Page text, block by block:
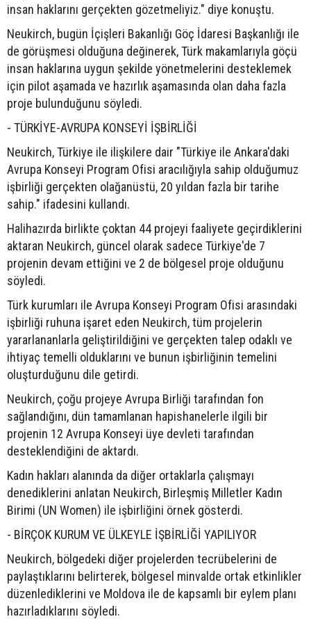
insan haklarını gerçekten gözetmeliyiz." diye konuştu.
Neukirch, bugün İçişleri Bakanlığı Göç İdaresi Başkanlığı ile
de görüşmesi olduğuna değinerek, Türk makamlarıyla göçü
insan haklarına uygun şekilde yönetmelerini desteklemek
için pilot aşamada ve hazırlık aşamasında olan daha fazla
proje bulunduğunu söyledi.
- TÜRKİYE-AVRUPA KONSEYİ İŞBİRLİĞİ
Neukirch, Türkiye ile ilişkilere dair "Türkiye ile Ankara'daki
Avrupa Konseyi Program Ofisi aracılığıyla sahip olduğumuz
işbirliği gerçekten olağanüstü, 20 yıldan fazla bir tarihe
sahip." ifadesini kullandı.
Halihazırda birlikte çoktan 44 projeyi faaliyete geçirdiklerini
aktaran Neukirch, güncel olarak sadece Türkiye'de 7
projenin devam ettiğini ve 2 de bölgesel proje olduğunu
söyledi.
Türk kurumları ile Avrupa Konseyi Program Ofisi arasındaki
işbirliği ruhuna işaret eden Neukirch, tüm projelerin
yararlananlarla geliştirildiğini ve gerçekten talep odaklı ve
ihtiyaç temelli olduklarını ve bunun işbirliğinin temelini
oluşturduğunu dile getirdi.
Neukirch, çoğu projeye Avrupa Birliği tarafından fon
sağlandığını, dün tamamlanan hapishanelerle ilgili bir
projenin 12 Avrupa Konseyi üye devleti tarafından
desteklendiğini de aktardı.
Kadın hakları alanında da diğer ortaklarla çalışmayı
denediklerini anlatan Neukirch, Birleşmiş Milletler Kadın
Birimi (UN Women) ile işbirliğini örnek gösterdi.
- BİRÇOK KURUM VE ÜLKEYLE İŞBİRLİĞİ YAPILIYOR
Neukirch, bölgedeki diğer projelerden tecrübelerini de
paylaştıklarını belirterek, bölgesel minvalde ortak etkinlikler
düzenlediklerini ve Moldova ile de kapsamlı bir eylem planı
hazırladıklarını söyledi.